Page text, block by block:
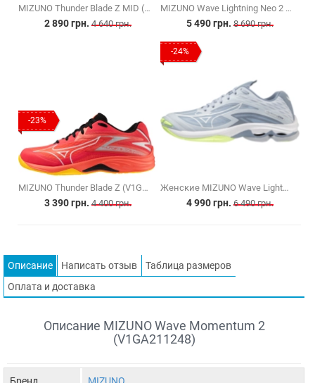
MIZUNO Thunder Blade Z MID (V1GA237552)
2 890 грн. 4 640 грн.
MIZUNO Wave Lightning Neo 2 (V1GA220241)
5 490 грн. 8 690 грн.
-23%
MIZUNO Thunder Blade Z (V1GA237002)
3 390 грн. 4 400 грн.
-24%
Женские MIZUNO Wave Lightning Z7 (V1GC220002)
4 990 грн. 6 490 грн.
Описание Написать отзыв
Таблица размеров
Оплата и доставка
Описание MIZUNO Wave Momentum 2
(V1GA211248)